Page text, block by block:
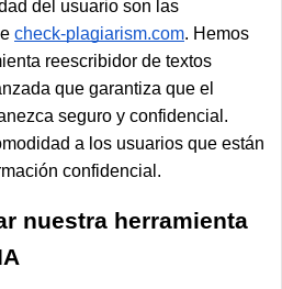
del usuario son las
check-plagiarism.com. Hemos
reescribidor de textos
que garantiza que el
seguro y confidencial.
a los usuarios que están
confidencial.
nuestra herramienta